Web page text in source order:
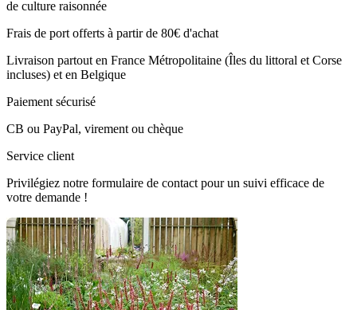
de culture raisonnée
Frais de port offerts à partir de 80€ d'achat
Livraison partout en France Métropolitaine (Îles du littoral et Corse
incluses) et en Belgique
Paiement sécurisé
CB ou PayPal, virement ou chèque
Service client
Privilégiez notre formulaire de contact pour un suivi efficace de
votre demande !